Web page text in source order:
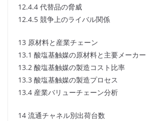
12.4.4 代替品の脅威
12.4.5 競争上のライバル関係
13 原材料と産業チェーン
13.1 酸塩基触媒の原材料と主要メーカー
13.2 酸塩基触媒の製造コスト比率
13.3 酸塩基触媒の製造プロセス
13.4 産業バリューチェーン分析
14 流通チャネル別出荷台数